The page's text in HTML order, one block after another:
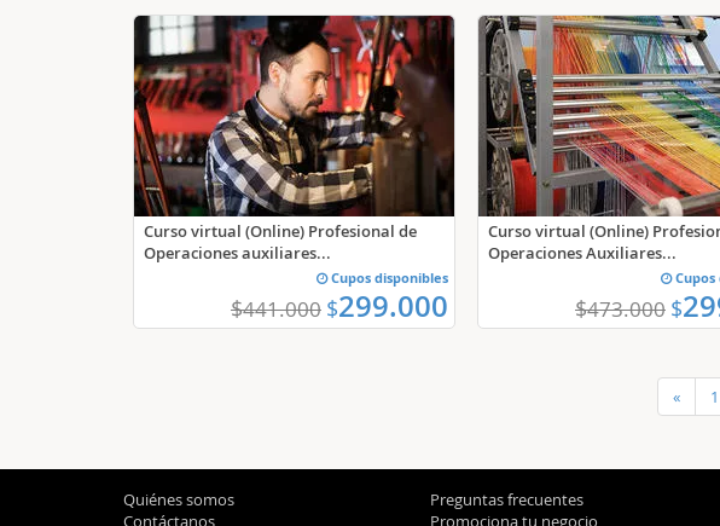
Curso virtual (Online) Profesional de
Operaciones auxiliares...
Cupos disponibles
$441.000 $299.000
Curso virtual (Online)
Operaciones Auxiliares...
Cupos
$473.000 $
« 1
Quiénes somos
Contáctanos
Preguntas frecuentes
Promociona tu negocio